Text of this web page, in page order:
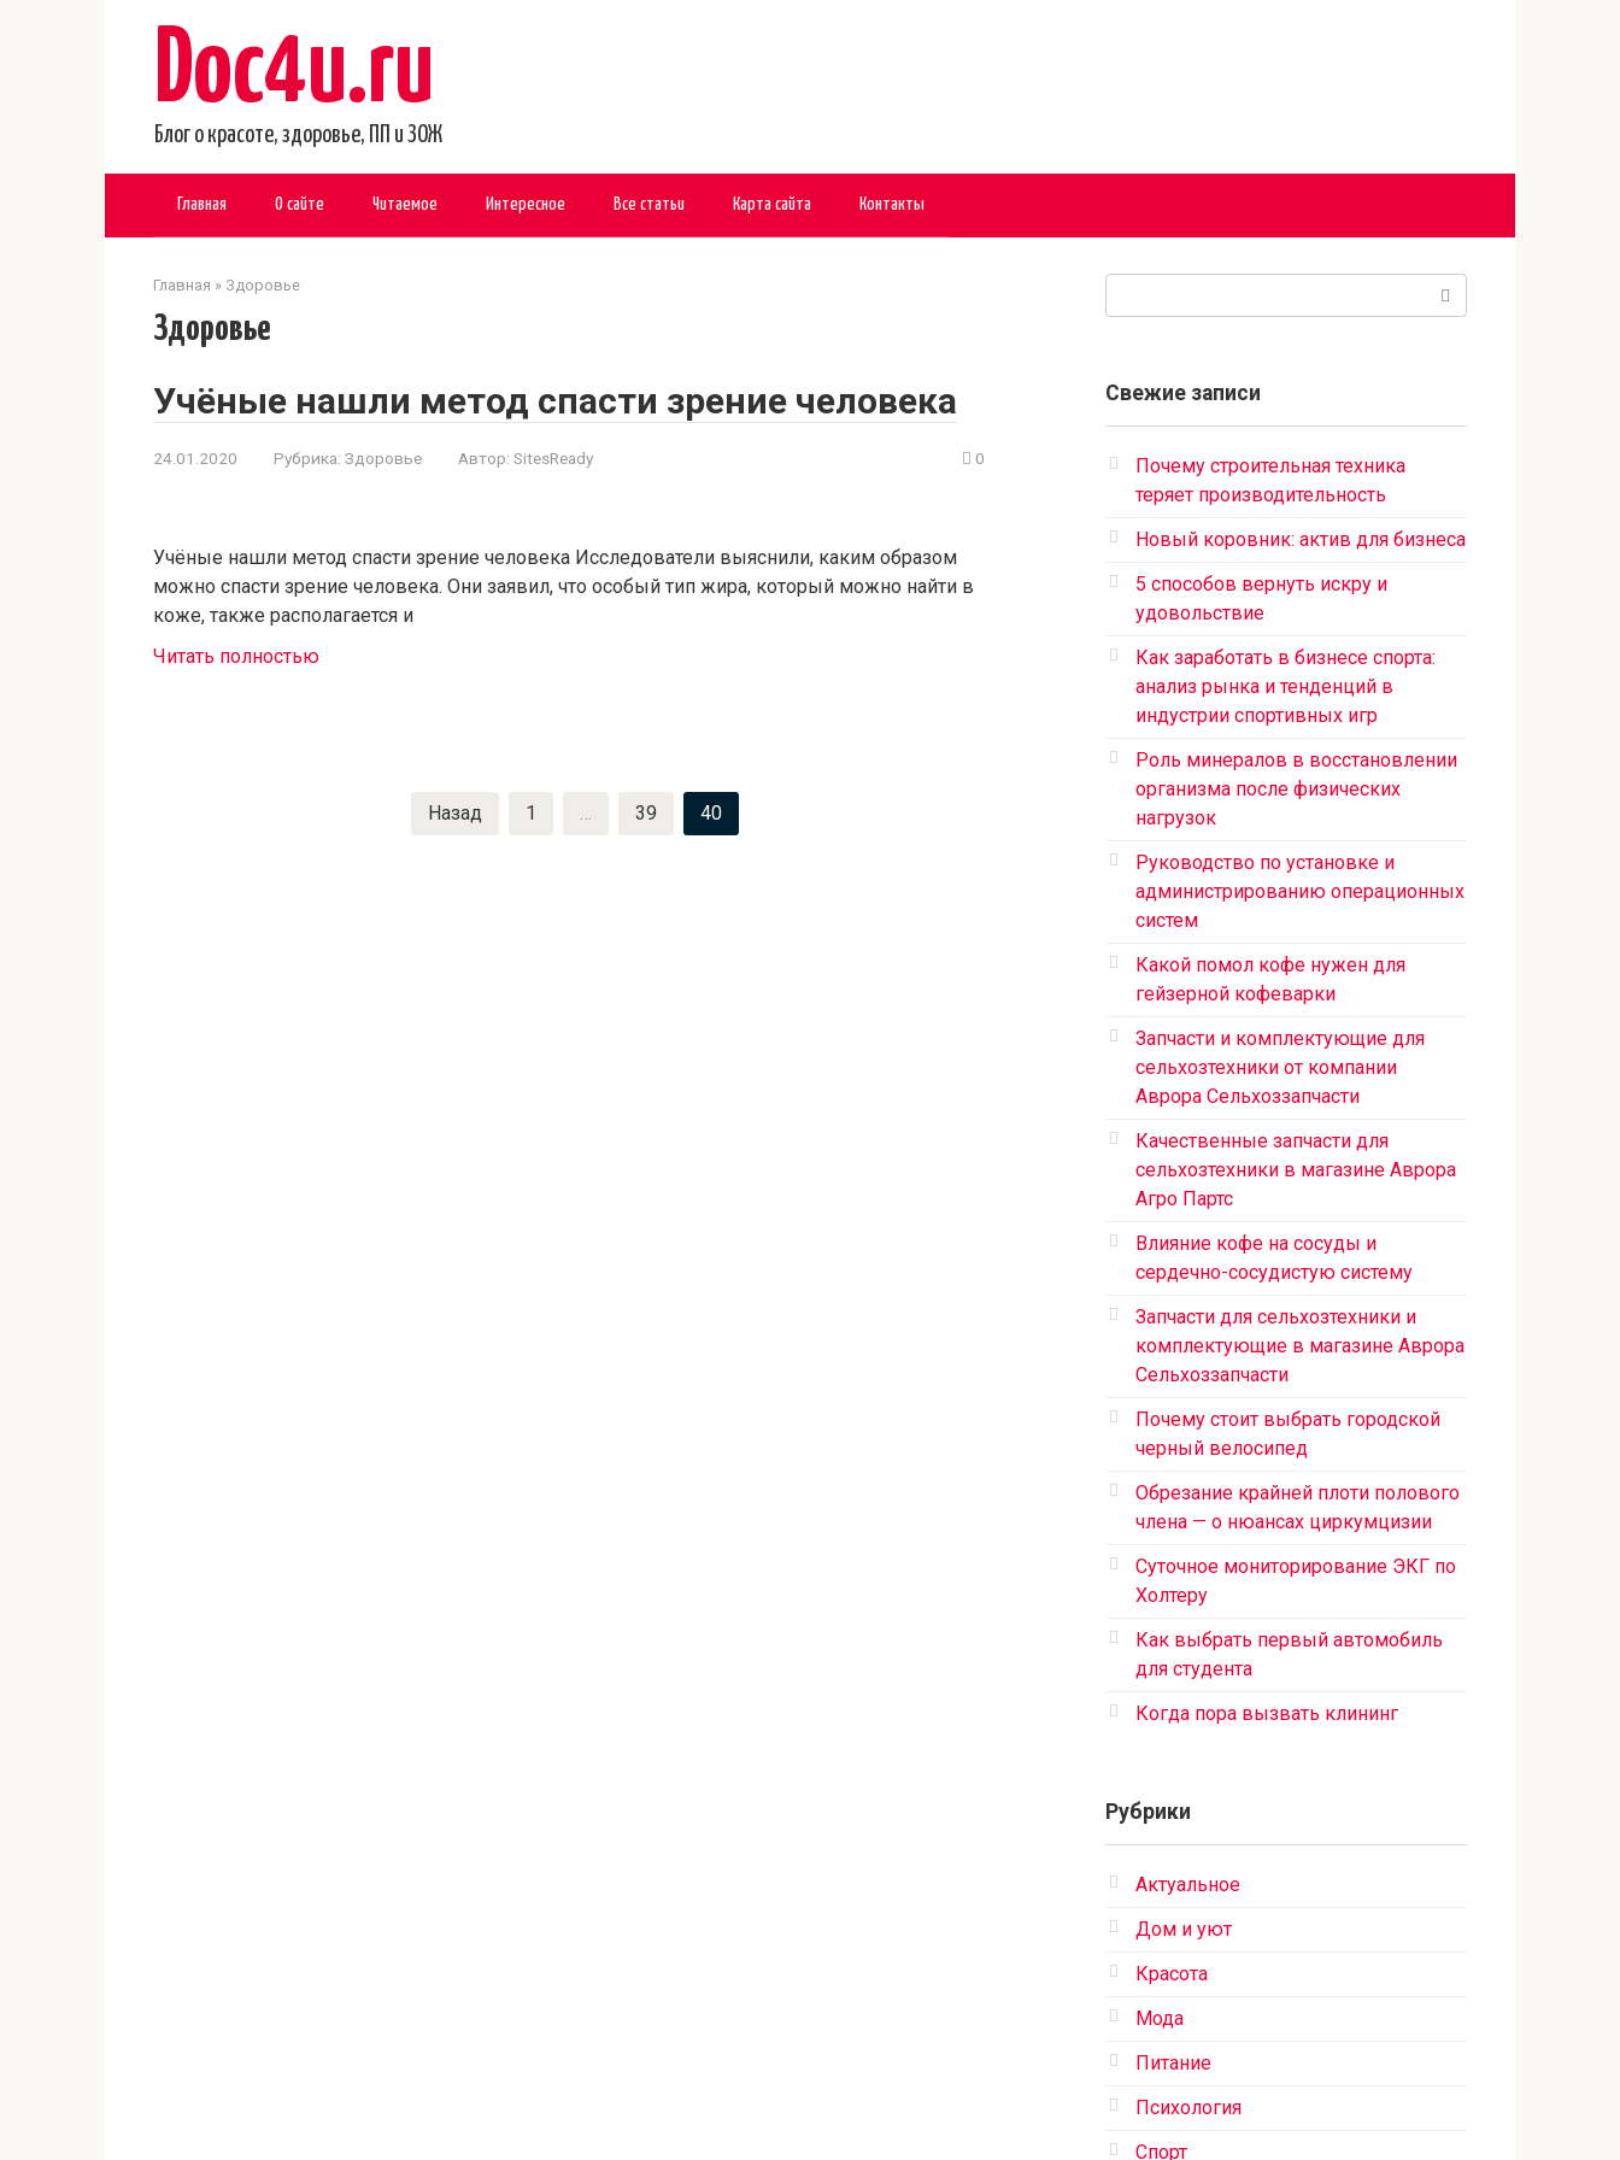
Doc4u.ru
Блог о красоте, здоровье, ПП и ЗОЖ
Главная О сайте Читаемое Интересное Все статьи Карта сайта Контакты
Главная » Здоровье
Здоровье
Учёные нашли метод спасти зрение человека
24.01.2020 Рубрика: Здоровье Автор: SitesReady 0
Учёные нашли метод спасти зрение человека Исследователи выяснили, каким образом
можно спасти зрение человека. Они заявил, что особый тип жира, который можно найти в
коже, также располагается и
Читать полностью
Назад 1 … 39 40
Свежие записи
Почему строительная техника
теряет производительность
Новый коровник: актив для бизнеса
5 способов вернуть искру и
удовольствие
Как заработать в бизнесе спорта:
анализ рынка и тенденций в
индустрии спортивных игр
Роль минералов в восстановлении
организма после физических
нагрузок
Руководство по установке и
администрированию операционных
систем
Какой помол кофе нужен для
гейзерной кофеварки
Запчасти и комплектующие для
сельхозтехники от компании
Аврора Сельхоззапчасти
Качественные запчасти для
сельхозтехники в магазине Аврора
Агро Партс
Влияние кофе на сосуды и
сердечно-сосудистую систему
Запчасти для сельхозтехники и
комплектующие в магазине Аврора
Сельхоззапчасти
Почему стоит выбрать городской
черный велосипед
Обрезание крайней плоти полового
члена — о нюансах циркумцизии
Суточное мониторирование ЭКГ по
Холтеру
Как выбрать первый автомобиль
для студента
Когда пора вызвать клининг
Рубрики
Актуальное
Дом и уют
Красота
Мода
Питание
Психология
Спорт